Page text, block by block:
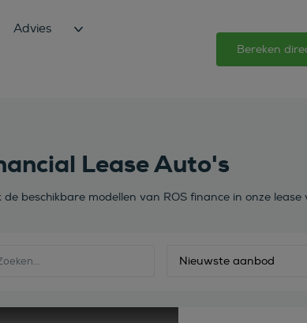
Advies
Bereken
Lease Auto's
de beschikbare modellen van ROS finance in onze
Nieuwste aanbod